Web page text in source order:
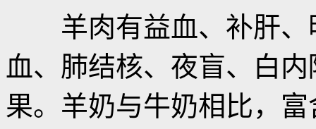
羊肉有益血、补肝、
血、肺结核、夜盲、白
果。羊奶与牛奶相比，